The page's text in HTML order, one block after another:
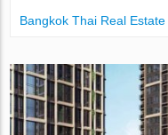
Bangkok Thai Real Estate